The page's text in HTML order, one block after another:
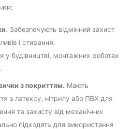
. Забезпечують відмінний захист
і стирання.
у будівництві, монтажних роботах
з покриттям. Мають
з латексу, нітрилу або ПВХ для
та захисту від механічних
підходять для використання